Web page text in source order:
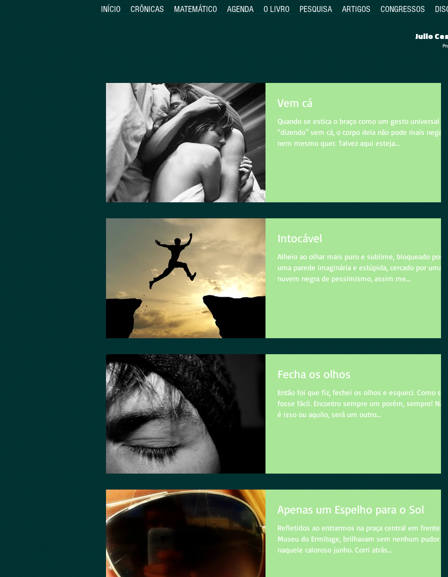
INÍCIO CRÔNICAS MATEMÁTICO AGENDA O LIVRO PESQUISA ARTIGOS CONGRESSOS
Julio
Vem cá
Quando se estica o braço como um gesto universal
“dizendo” vem cá, o corpo dela não pode mais negar,
nem mesmo quer. Talvez aqui esteja...
Intocável
Alheio ao olhar mais puro e sublime, bloqueado por
uma parede imaginária e estúpida, cercado por uma
nuvem negra de pessimismo, assim me...
Fecha os olhos
Então foi que fiz, fechei os olhos e esqueci. Como se
fosse fácil. Encontro sempre um porém, sempre! Não
é isso ou aquilo, será um outro...
Apenas um Espelho para o Sol
Refletidos ao entrarmos na praça central em frente
Museu do Ermitage, brilhavam sem nenhum pudor
naquele caloroso junho. Corri atrás...